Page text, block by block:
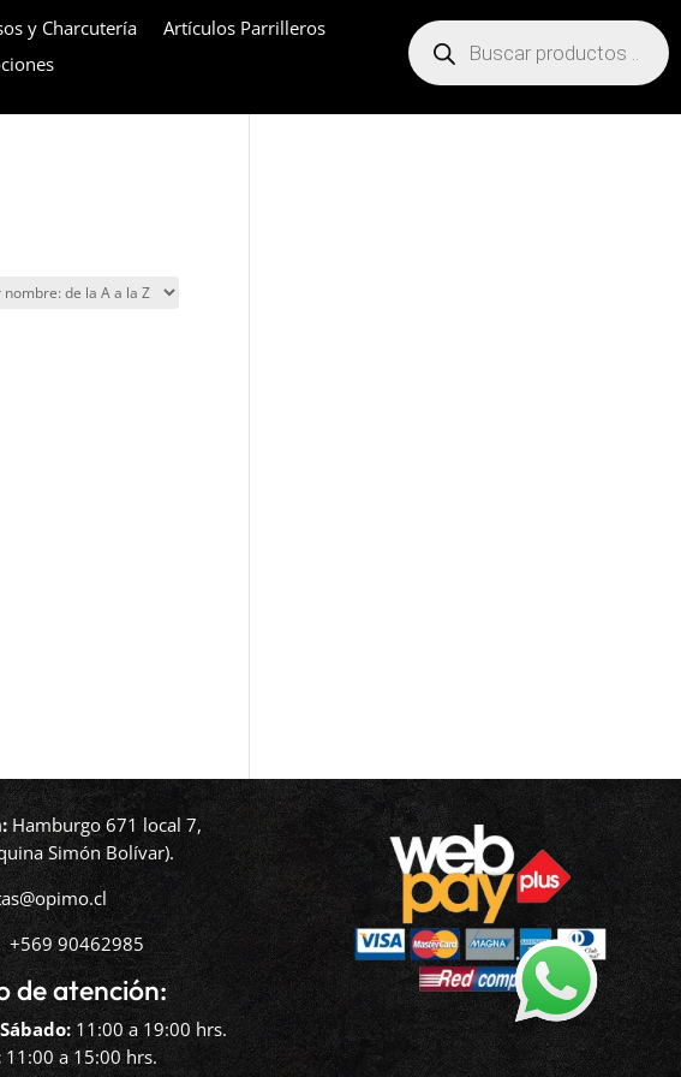
y Charcutería
Artículos Parrilleros
Búsqueda
de
productos
Hamburgo 671 local 7,
Simón Bolívar).
+569 90462985‬
de atención:
11:00 a 19:00 hrs.
11:00 a 15:00 hrs.